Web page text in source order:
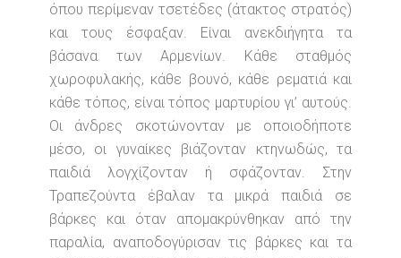
όπου περίμεναν τσετέδες (άτακτος στρατός)
και τους έσφαξαν. Είναι ανεκδιήγητα τα
βάσανα των Αρμενίων. Κάθε σταθμός
χωροφυλακής, κάθε βουνό, κάθε ρεματιά και
κάθε τόπος, είναι τόπος μαρτυρίου γι’ αυτούς.
Οι άνδρες σκοτώνονταν με οποιοδήποτε
μέσο, οι γυναίκες βιάζονταν κτηνωδώς, τα
παιδιά λογχίζονταν ή σφάζονταν. Στην
Τραπεζούντα έβαλαν τα μικρά παιδιά σε
βάρκες και όταν απομακρύνθηκαν από την
παραλία, αναποδογύρισαν τις βάρκες και τα